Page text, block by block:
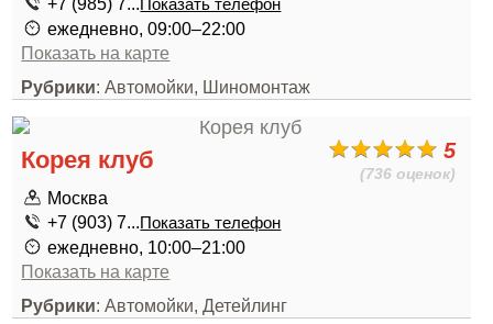
Показать телефон
ежедневно, 09:00–22:00
Показать на карте
Рубрики: Автомойки, Шиномонтаж
5
(736 оценок)
Корея клуб
Москва
+7 (903) 7...Показать телефон
ежедневно, 10:00–21:00
Показать на карте
Рубрики: Автомойки, Детейлинг